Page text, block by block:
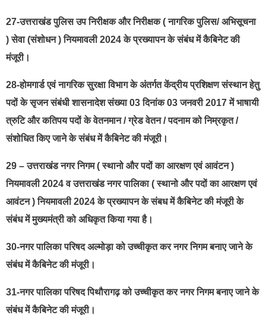
27-उत्तराखंड पुलिस उप निरीक्षक और निरीक्षक ( नागरिक पुलिस/ अभिसूचना
) सेवा (संशोधन ) नियमावली 2024 के प्रख्यापन के संबंध में कैबिनेट की
मंजूरी।
28-होमगार्ड एवं नागरिक सुरक्षा विभाग के अंतर्गत केंद्रीय प्रशिक्षण संस्थान हेतु
पदों के सृजन संबंधी शासनादेश संख्या 03 दिनांक 03 जनवरी 2017 में भाषायी
त्रुटि और कतिपय पदों के वेतनमान / ग्रेड वेतन / पदनाम को निम्रकृत /
संशोधित किए जाने के संबंध में कैबिनेट की मंजूरी।
29 – उत्तराखंड नगर निगम ( स्थानो और पदों का आरक्षण एवं आवंटन )
नियमावली 2024 व उत्तराखंड नगर पालिका ( स्थानो और पदों का आरक्षण एवं
आवंटन ) नियमावली 2024 के प्रख्यापन के संबध में कैबिनेट की मंजूरी के
संबंध में मुख्यमंत्री को अधिकृत किया गया है।
30-नगर पालिका परिषद अल्मोड़ा को उच्चीकृत कर नगर निगम बनाए जाने के
संबंध में कैबिनेट की मंजूरी।
31-नगर पालिका परिषद पिथौरागढ़ को उच्चीकृत कर नगर निगम बनाए जाने के
संबंध में कैबिनेट की मंजूरी।